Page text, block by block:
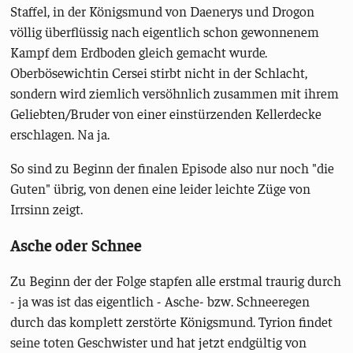
Staffel, in der Königsmund von Daenerys und Drogon
völlig überflüssig nach eigentlich schon gewonnenem
Kampf dem Erdboden gleich gemacht wurde.
Oberbösewichtin Cersei stirbt nicht in der Schlacht,
sondern wird ziemlich versöhnlich zusammen mit ihrem
Geliebten/Bruder von einer einstürzenden Kellerdecke
erschlagen. Na ja.
So sind zu Beginn der finalen Episode also nur noch "die
Guten" übrig, von denen eine leider leichte Züge von
Irrsinn zeigt.
Asche oder Schnee
Zu Beginn der der Folge stapfen alle erstmal traurig durch
- ja was ist das eigentlich - Asche- bzw. Schneeregen
durch das komplett zerstörte Königsmund. Tyrion findet
seine toten Geschwister und hat jetzt endgültig von